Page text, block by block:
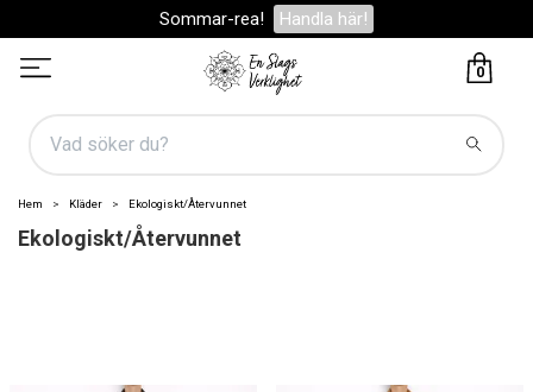
Sommar-rea! Handla här!
0
Hem Kläder Ekologiskt/Återvunnet
Ekologiskt/Återvunnet